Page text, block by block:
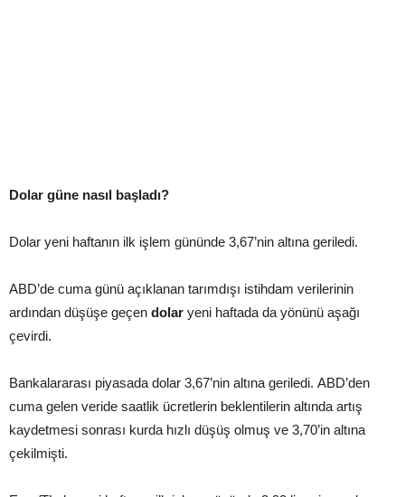
Dolar güne nasıl başladı?
Dolar yeni haftanın ilk işlem gününde 3,67’nin altına geriledi.
ABD’de cuma günü açıklanan tarımdışı istihdam verilerinin
ardından düşüşe geçen dolar yeni haftada da yönünü aşağı
çevirdi.
Bankalararası piyasada dolar 3,67’nin altına geriledi. ABD’den
cuma gelen veride saatlik ücretlerin beklentilerin altında artış
kaydetmesi sonrası kurda hızlı düşüş olmuş ve 3,70’in altına
çekilmişti.